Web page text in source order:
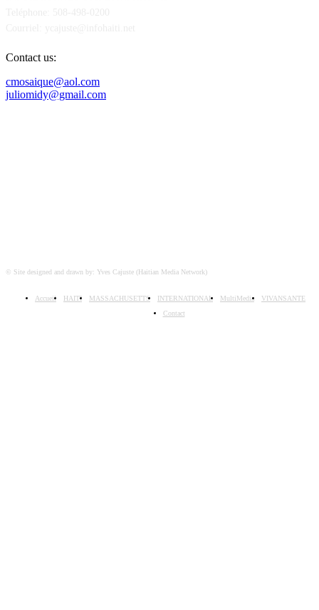
Contact us:
cmosaique@aol.com
juliomidy@gmail.com
© Site designed and drawn by: Yves Cajuste (Haitian Media Network)
Accueil HAITI MASSACHUSETTS INTERNATIONAL MultiMedia
VIVANSANTE
Contact